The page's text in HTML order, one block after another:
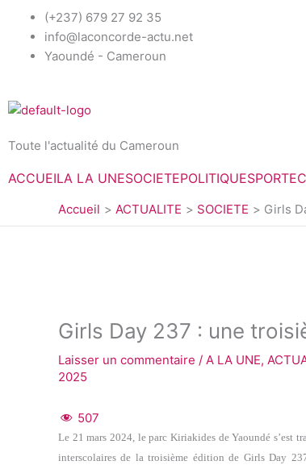
(+237) 679 27 92 35
info@laconcorde-actu.net
Yaoundé - Cameroun
Toute l'actualité du Cameroun
ACCUEILA LA UNESOCIETEPOLITIQUESPORT
Accueil ACTUALITE SOCIETE Girls
Girls Day 237 : une
Laisser un commentaire / A LA UNE,
2025
507
Le 21 mars 2024, le parc Kiriakides de Yaoundé s’est
interscolaires de la troisième édition de Girls Day